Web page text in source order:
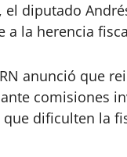
el diputado
a la herencia
anunció que
comisiones
que dificulten la